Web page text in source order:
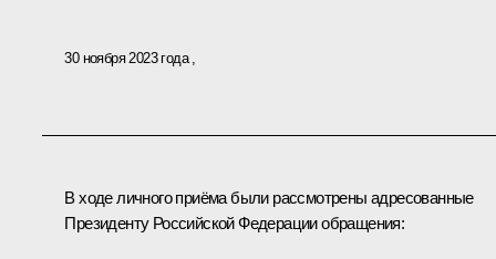
30 ноября 2023 года
В ходе личного приёма были рассмотрены адресованные
Президенту Российской Федерации обращения: